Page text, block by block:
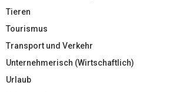
Tieren
Tourismus
Transport und Verkehr
Unternehmerisch (Wirtschaftlich)
Urlaub